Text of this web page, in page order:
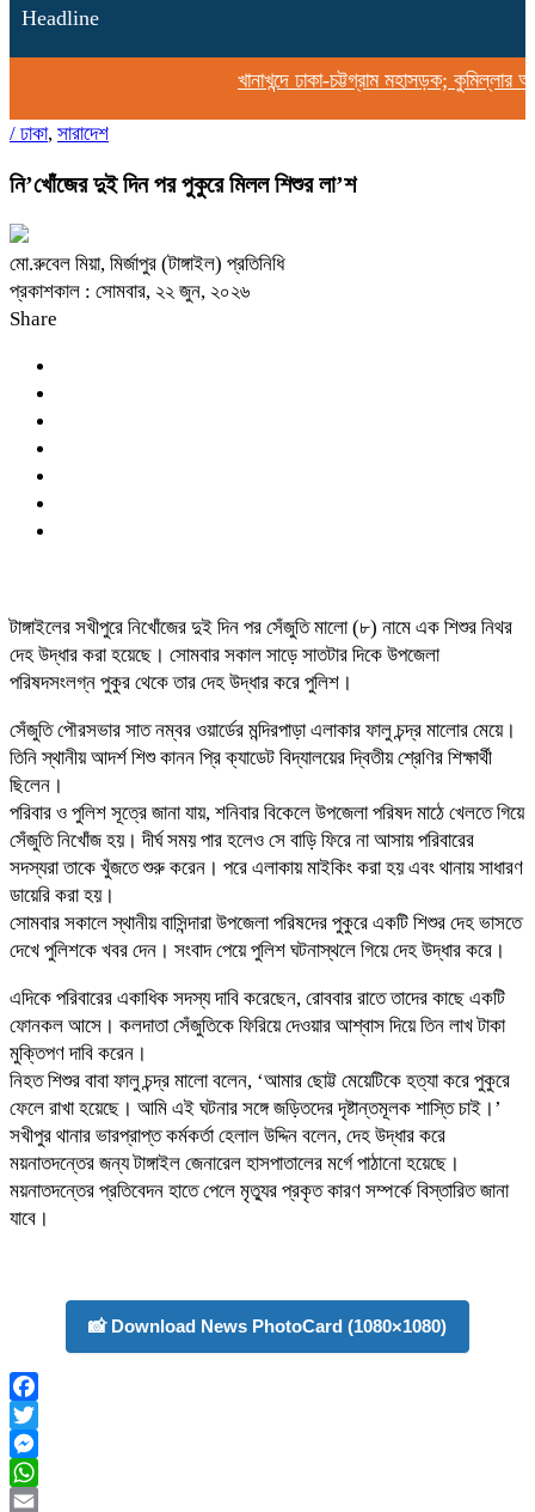
Headline
খানাখন্দে ঢাকা-চট্টগ্রাম মহাসড়ক; কুমিল্লার
/ ঢাকা, সারাদেশ
নি’খোঁজের দুই দিন পর পুকুরে মিলল শিশুর লা’শ
মো.রুবেল মিয়া, মির্জাপুর (টাঙ্গাইল) প্রতিনিধি
প্রকাশকাল : সোমবার, ২২ জুন, ২০২৬
Share
টাঙ্গাইলের সখীপুরে নিখোঁজের দুই দিন পর সেঁজুতি মালো (৮) নামে এক শিশুর নিথর
দেহ উদ্ধার করা হয়েছে। সোমবার সকাল সাড়ে সাতটার দিকে উপজেলা
পরিষদসংলগ্ন পুকুর থেকে তার দেহ উদ্ধার করে পুলিশ।
সেঁজুতি পৌরসভার সাত নম্বর ওয়ার্ডের মন্দিরপাড়া এলাকার ফালু চন্দ্র মালোর মেয়ে।
তিনি স্থানীয় আদর্শ শিশু কানন প্রি ক্যাডেট বিদ্যালয়ের দ্বিতীয় শ্রেণির শিক্ষার্থী
ছিলেন।
পরিবার ও পুলিশ সূত্রে জানা যায়, শনিবার বিকেলে উপজেলা পরিষদ মাঠে খেলতে গিয়ে
সেঁজুতি নিখোঁজ হয়। দীর্ঘ সময় পার হলেও সে বাড়ি ফিরে না আসায় পরিবারের
সদস্যরা তাকে খুঁজতে শুরু করেন। পরে এলাকায় মাইকিং করা হয় এবং থানায় সাধারণ
ডায়েরি করা হয়।
সোমবার সকালে স্থানীয় বাসিন্দারা উপজেলা পরিষদের পুকুরে একটি শিশুর দেহ ভাসতে
দেখে পুলিশকে খবর দেন। সংবাদ পেয়ে পুলিশ ঘটনাস্থলে গিয়ে দেহ উদ্ধার করে।
এদিকে পরিবারের একাধিক সদস্য দাবি করেছেন, রোববার রাতে তাদের কাছে একটি
ফোনকল আসে। কলদাতা সেঁজুতিকে ফিরিয়ে দেওয়ার আশ্বাস দিয়ে তিন লাখ টাকা
মুক্তিপণ দাবি করেন।
নিহত শিশুর বাবা ফালু চন্দ্র মালো বলেন, ‘আমার ছোট্ট মেয়েটিকে হত্যা করে পুকুরে
ফেলে রাখা হয়েছে। আমি এই ঘটনার সঙ্গে জড়িতদের দৃষ্টান্তমূলক শাস্তি চাই।’
সখীপুর থানার ভারপ্রাপ্ত কর্মকর্তা হেলাল উদ্দিন বলেন, দেহ উদ্ধার করে
ময়নাতদন্তের জন্য টাঙ্গাইল জেনারেল হাসপাতালের মর্গে পাঠানো হয়েছে।
ময়নাতদন্তের প্রতিবেদন হাতে পেলে মৃত্যুর প্রকৃত কারণ সম্পর্কে বিস্তারিত জানা
যাবে।
📸 Download News PhotoCard (1080×1080)
Facebook
Twitter
Messenger
WhatsApp